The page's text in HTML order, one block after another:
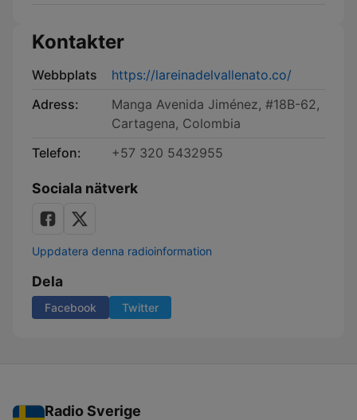
Kontakter
Webbplats
https://lareinadelvallenato.co/
Adress:
Manga Avenida Jiménez, #18B-62,
Cartagena, Colombia
Telefon:
+57 320 5432955
Sociala nätverk
Uppdatera denna radioinformation
Dela
Facebook Twitter
Radio Sverige